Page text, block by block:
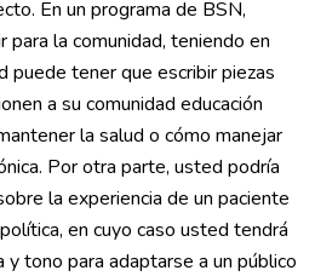
En un programa de BSN,
para la comunidad, teniendo en
puede tener que escribir piezas
a su comunidad educación
la salud o cómo manejar
Por otra parte, usted podría
la experiencia de un paciente
en cuyo caso usted tendrá
y tono para adaptarse a un público